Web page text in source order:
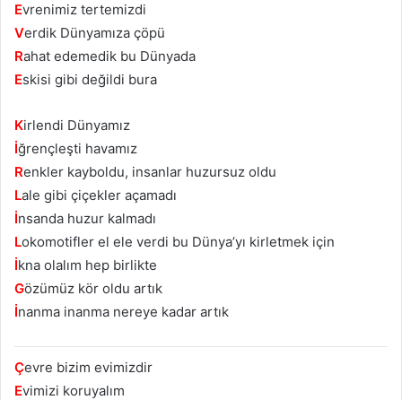
Evrenimiz tertemizdi
Verdik Dünyamıza çöpü
Rahat edemedik bu Dünyada
Eskisi gibi değildi bura
Kirlendi Dünyamız
İğrençleşti havamız
Renkler kayboldu, insanlar huzursuz oldu
Lale gibi çiçekler açamadı
İnsanda huzur kalmadı
Lokomotifler el ele verdi bu Dünya’yı kirletmek için
İkna olalım hep birlikte
Gözümüz kör oldu artık
İnanma inanma nereye kadar artık
Çevre bizim evimizdir
Evimizi koruyalım